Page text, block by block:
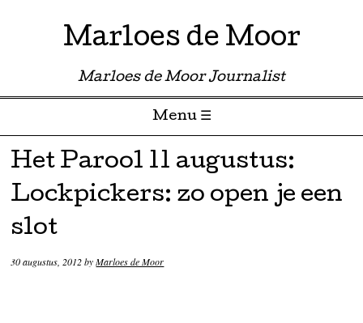
Marloes de Moor
Marloes de Moor Journalist
Menu ☰
Skip to content
Het Parool 11 augustus:
Lockpickers: zo open je een
slot
30 augustus, 2012byMarloes de Moor